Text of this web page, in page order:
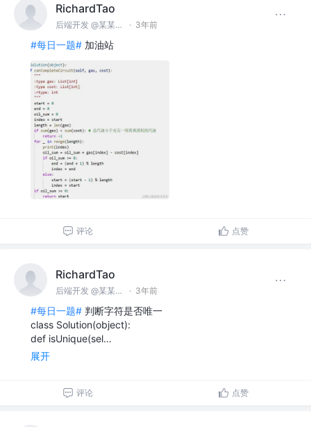
RichardTao
后端开发 @某某科技公司 · 3年前
#每日一题# 加油站
评论 点赞
RichardTao
后端开发 @某某科技公司 · 3年前
#每日一题# 判断字符是否唯一
class Solution(object):
def isUnique(sel…
展开
评论 点赞